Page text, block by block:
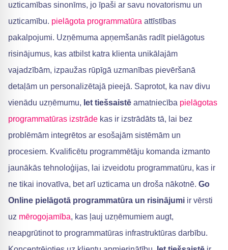
uzticamības sinonīms, jo īpaši ar savu novatorismu un
uzticamību. pielāgota programmatūra attīstības
pakalpojumi. Uzņēmuma apņemšanās radīt pielāgotus
risinājumus, kas atbilst katra klienta unikālajām
vajadzībām, izpaužas rūpīgā uzmanības pievēršanā
detaļām un personalizētajā pieejā. Saprotot, ka nav divu
vienādu uzņēmumu, Iet tiešsaistē amatniecība pielāgotas
programmatūras izstrāde kas ir izstrādāts tā, lai bez
problēmām integrētos ar esošajām sistēmām un
procesiem. Kvalificētu programmētāju komanda izmanto
jaunākās tehnoloģijas, lai izveidotu programmatūru, kas ir
ne tikai inovatīva, bet arī uzticama un droša nākotnē. Go
Online pielāgotā programmatūra un risinājumi ir vērsti
uz mērogojamība, kas ļauj uzņēmumiem augt,
neapgrūtinot to programmatūras infrastruktūras darbību.